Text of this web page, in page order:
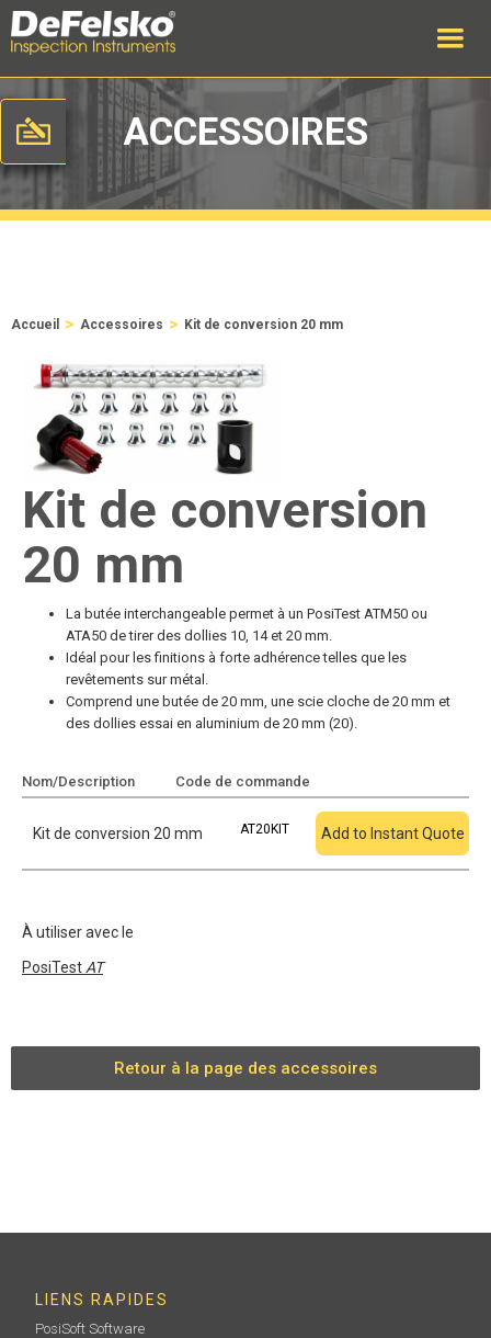
ACCESSOIRES
Accueil > Accessoires > Kit de conversion 20 mm
Kit de conversion
20 mm
La butée interchangeable permet à un PosiTest ATM50 ou
ATA50 de tirer des dollies 10, 14 et 20 mm.
Idéal pour les finitions à forte adhérence telles que les
revêtements sur métal.
Comprend une butée de 20 mm, une scie cloche de 20 mm et
des dollies essai en aluminium de 20 mm (20).
Nom/Description Code de commande
Kit de conversion 20 mm AT20KIT Add to Instant Quote
À utiliser avec le
PosiTest AT
Retour à la page des accessoires
LIENS RAPIDES
PosiSoft Software